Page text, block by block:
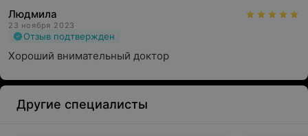
Людмила
23 ноября 2023
Отзыв подтвержден
Хороший внимательный доктор
Другие специалисты